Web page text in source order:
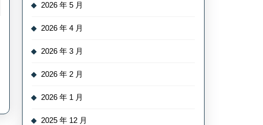
2026 年 5 月
2026 年 4 月
2026 年 3 月
2026 年 2 月
2026 年 1 月
2025 年 12 月